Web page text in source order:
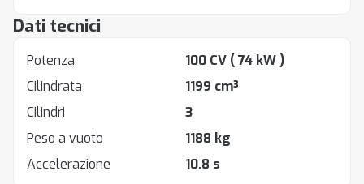
Dati tecnici
Potenza 100 CV ( 74 kW )
Cilindrata
1199 cm³
Cilindri
3
Peso a vuoto
1188 kg
Accelerazione
10.8 s